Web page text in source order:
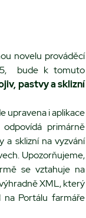
novelu prováděcí
bude k tomuto
pastvy a sklizní
upravena i aplikace
primárně
a sklizní na vyzvání
Upozorňujeme,
se vztahuje na
XML, který
na Portálu farmáře